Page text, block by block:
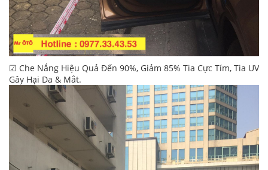
☑ Che Nắng Hiệu Quả Đến 90%, Giảm 85% Tia Cực Tím, Tia UV
Gây Hại Da & Mắt.